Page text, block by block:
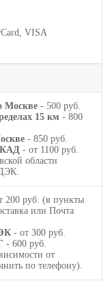
VISA
Москве - 500 руб.
15 км - 800
- 850 руб.
- от 1100 руб.
области
200 руб. (в пункты
или Почта
- от 300 руб.
- 600 руб.
от
по телефону).